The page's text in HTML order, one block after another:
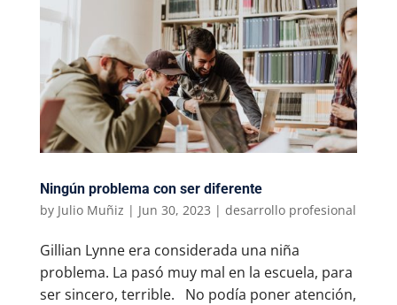
Ningún problema con ser diferente
by Julio Muñiz | Jun 30, 2023 | desarrollo profesional
Gillian Lynne era considerada una niña
problema. La pasó muy mal en la escuela, para
ser sincero, terrible. No podía poner atención,